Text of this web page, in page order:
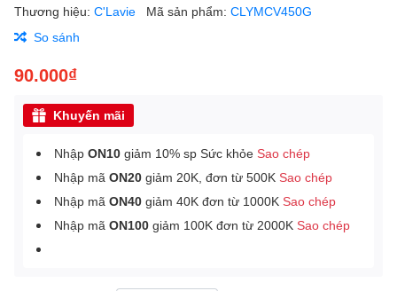
Thương hiệu: C'Lavie Mã sản phẩm: CLYMCV450G
So sánh
90.000₫
Khuyến mãi
Nhập ON10 giảm 10% sp Sức khỏe Sao chép
Nhập mã ON20 giảm 20K, đơn từ 500K Sao chép
Nhập mã ON40 giảm 40K đơn từ 1000K Sao chép
Nhập mã ON100 giảm 100K đơn từ 2000K Sao chép